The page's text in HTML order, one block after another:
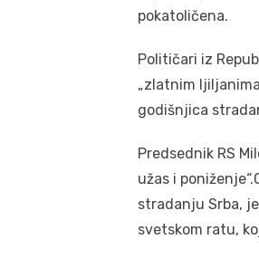
pokatoličena.
Političari iz
„zlatnim
godišnjica
Predsednik RS
užas i
stradanju Srba,
svetskom ratu,